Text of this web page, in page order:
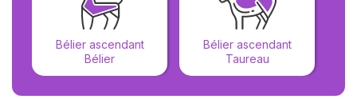
Bélier ascendant
Bélier
Bélier ascendant
Taureau